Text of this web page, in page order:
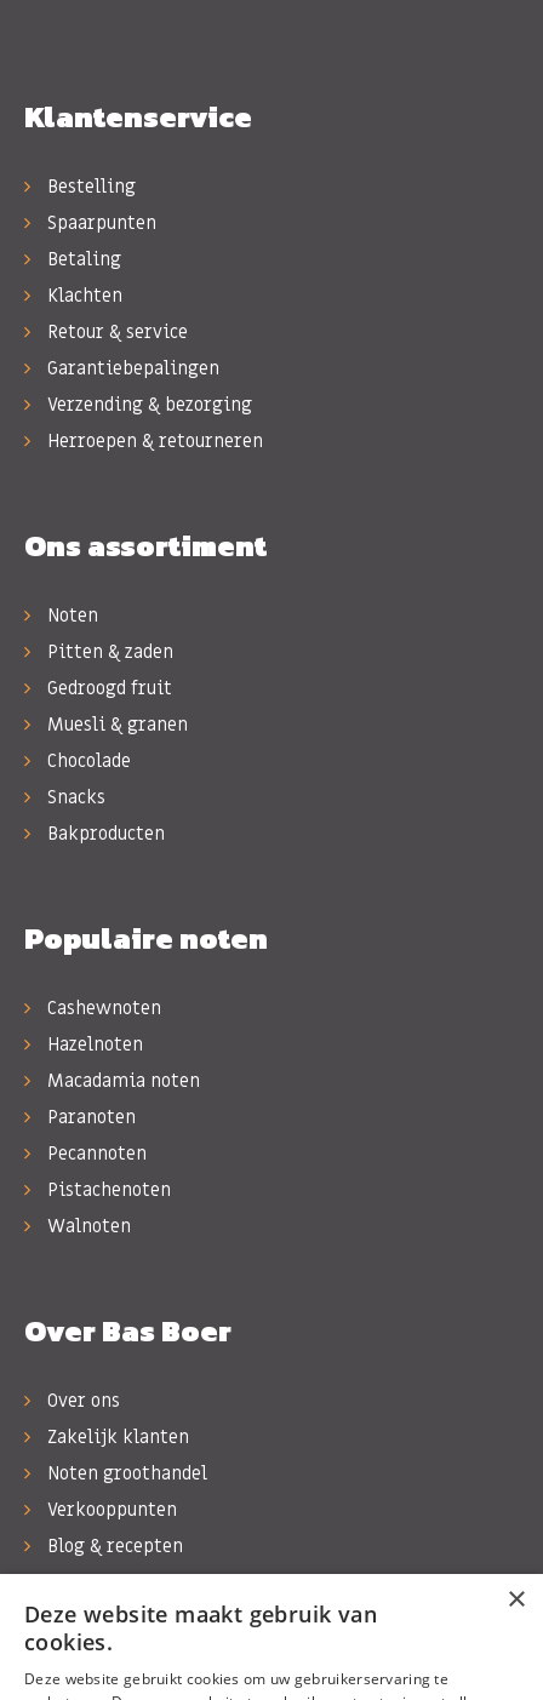
Klantenservice
Bestelling
Spaarpunten
Betaling
Klachten
Retour & service
Garantiebepalingen
Verzending & bezorging
Herroepen & retourneren
Ons assortiment
Noten
Pitten & zaden
Gedroogd fruit
Muesli & granen
Chocolade
Snacks
Bakproducten
Populaire noten
Cashewnoten
Hazelnoten
Macadamia noten
Paranoten
Pecannoten
Pistachenoten
Walnoten
Over Bas Boer
Over ons
Zakelijk klanten
Noten groothandel
Verkooppunten
Blog & recepten
Werken bij Bas Boer Noten
Contact
×
Deze website maakt gebruik van
cookies.
Deze website gebruikt cookies om uw gebruikerservaring te